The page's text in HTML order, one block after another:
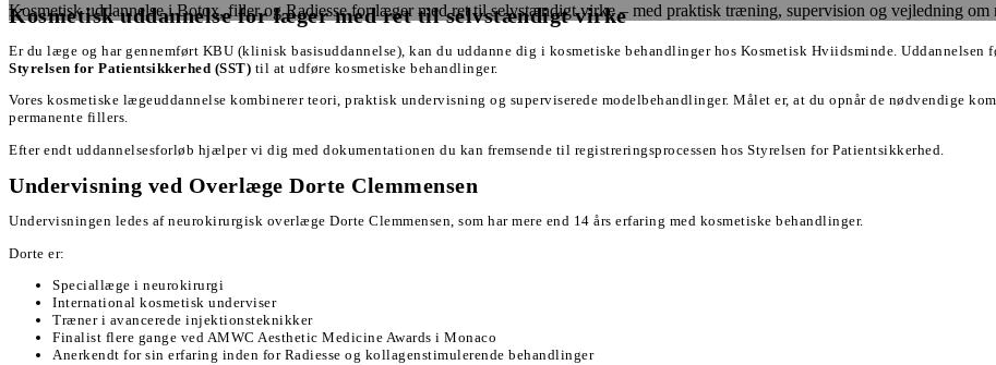
Kosmetisk uddannelse i Botox, filler og Radiesse for læger med ret til selvstændigt virke – med praktisk træning, supervision og vejledning om
Kosmetisk uddannelse for læger med ret til selvstændigt virke
Er du læge og har gennemført KBU (klinisk basisuddannelse), kan du uddanne dig i kosmetiske behandlinger hos Kosmetisk Hviidsminde.
Styrelsen for Patientsikkerhed (SST) til at udføre kosmetiske behandlinger.
Vores kosmetiske lægeuddannelse kombinerer teori, praktisk undervisning og superviserede modelbehandlinger. Målet er, at du opnår de nødvendige
permanente fillers.
Efter endt uddannelsesforløb hjælper vi dig med dokumentationen du kan fremsende til registreringsprocessen hos Styrelsen for Patientsikkerhed.
Undervisning ved Overlæge Dorte Clemmensen
Undervisningen ledes af neurokirurgisk overlæge Dorte Clemmensen, som har mere end 14 års erfaring med kosmetiske behandlinger.
Dorte er:
Speciallæge i neurokirurgi
International kosmetisk underviser
Træner i avancerede injektionsteknikker
Finalist flere gange ved AMWC Aesthetic Medicine Awards i Monaco
Anerkendt for sin erfaring inden for Radiesse og kollagenstimulerende behandlinger